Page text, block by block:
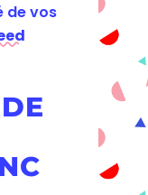
de vos